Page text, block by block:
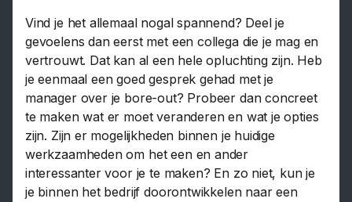
Vind je het allemaal nogal spannend? Deel je
gevoelens dan eerst met een collega die je mag en
vertrouwt. Dat kan al een hele opluchting zijn. Heb
je eenmaal een goed gesprek gehad met je
manager over je bore-out? Probeer dan concreet
te maken wat er moet veranderen en wat je opties
zijn. Zijn er mogelijkheden binnen je huidige
werkzaamheden om het een en ander
interessanter voor je te maken? En zo niet, kun je
je binnen het bedrijf doorontwikkelen naar een